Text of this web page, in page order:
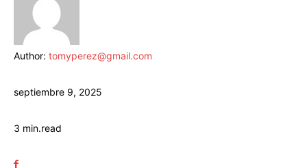
Author: tomyperez@gmail.com
septiembre 9, 2025
3 min.read